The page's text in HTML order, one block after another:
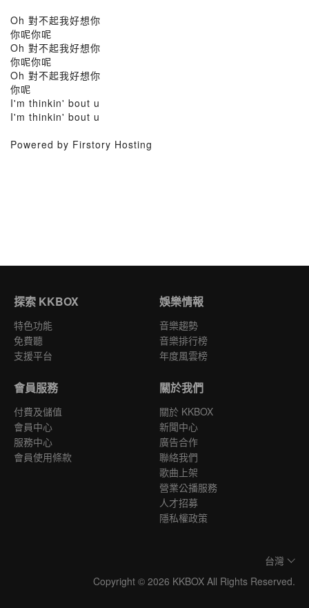
Oh 對不起我好想你
你呢你呢
Oh 對不起我好想你
你呢你呢
Oh 對不起我好想你
你呢
I'm thinkin' bout u
I'm thinkin' bout u
Powered by Firstory Hosting
探索 KKBOX
特色功能
免費聽
支援平台
娛樂情報
音樂趨勢
音樂排行榜
年度風雲榜
會員服務
付費及儲值
會員中心
服務中心
會員使用條款
關於我們
關於 KKBOX
新聞中心
廣告合作
聯絡我們
歌曲上架
營業公播服務
人才招募
隱私權政策
台灣
Copyright © 2026 KKBOX All Rights Reserved.